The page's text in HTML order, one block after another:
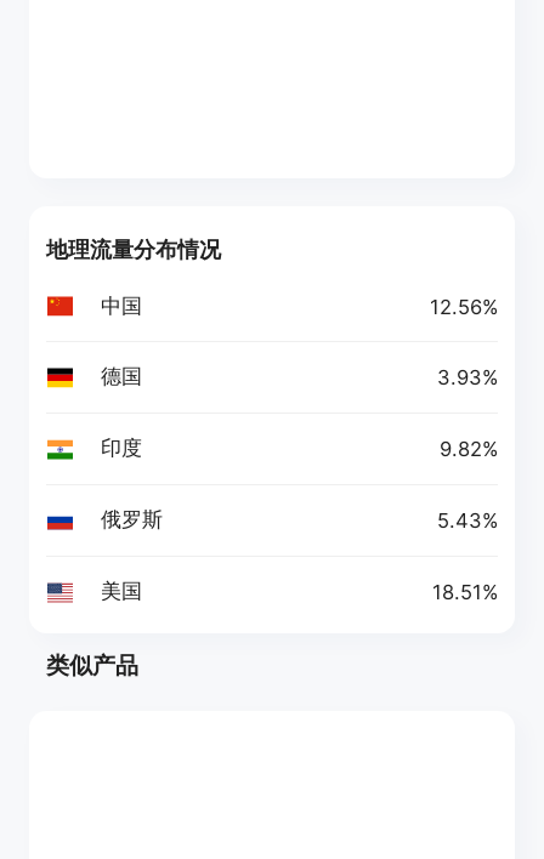
地理流量分布情况
中国 12.56%
德国 3.93%
印度 9.82%
俄罗斯 5.43%
美国 18.51%
类似产品